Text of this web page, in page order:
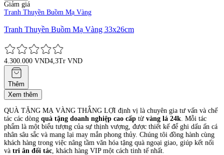
Giảm giá
Tranh Thuyền Buồm Mạ Vàng
Tranh Thuyền Buồm Mạ Vàng 33x26cm
4.300.000 VND4,3Tr VND
Thêm
Xem thêm
QUÀ TẶNG MẠ VÀNG THẮNG LỢI định vị là chuyên gia tư vấn và chế
tác các dòng quà tặng doanh nghiệp cao cấp từ vàng lá 24k . Mỗi tác
phẩm là một biểu tượng của sự thịnh vượng, được thiết kế để ghi dấu ấn cá
nhân sâu sắc và mang lại may mắn phong thủy. Chúng tôi đồng hành cùng
khách hàng trong việc nâng tầm văn hóa tặng quà ngoại giao, giúp kết nối
và tri ân đối tác , khách hàng VIP một cách tinh tế nhất.